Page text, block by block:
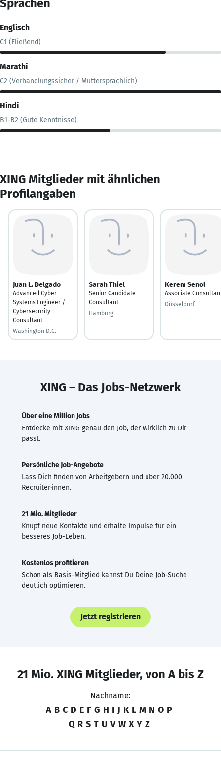
Sprachen
Englisch
C1 (Fließend)
Marathi
C2 (Verhandlungssicher / Muttersprachlich)
Hindi
B1-B2 (Gute Kenntnisse)
XING Mitglieder mit ähnlichen
Profilangaben
Juan L. Delgado
Advanced Cyber
Systems Engineer /
Cybersecurity
Consultant
Washington D.C.
Sarah Thiel
Senior Candidate
Consultant
Hamburg
Kerem Senol
Associate
Düsseldorf
XING – Das Jobs-Netzwerk
Über eine Million Jobs
Entdecke mit XING genau den Job, der wirklich zu Dir
passt.
Persönliche Job-Angebote
Lass Dich finden von Arbeitgebern und über 20.000
Recruiter·innen.
21 Mio. Mitglieder
Knüpf neue Kontakte und erhalte Impulse für ein
besseres Job-Leben.
Kostenlos profitieren
Schon als Basis-Mitglied kannst Du Deine Job-Suche
deutlich optimieren.
Jetzt registrieren
21 Mio. XING Mitglieder, von A bis Z
Nachname:
A B C D E F G H I J K L M N O P
Q R S T U V W X Y Z